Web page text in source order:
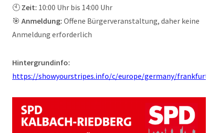
🕙 Zeit: 10:00 Uhr bis 14:00 Uhr
🎯 Anmeldung: Offene Bürgerveranstaltung, daher keine
Anmeldung erforderlich
Hintergrundinfo:
https://showyourstripes.info/c/europe/germany/